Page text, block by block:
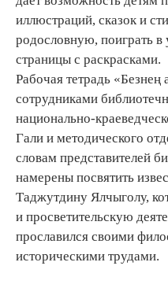
иллюстраций, сказок и
родословную, поиграть в
страницы с раскрасками.
Рабочая тетрадь «Безнең
сотрудниками
национально-
Гали и методического
словам представителей
намерены посвятить
Таджутдину Ялчыголу,
и просветительскую
прославился своими
историческими трудами.